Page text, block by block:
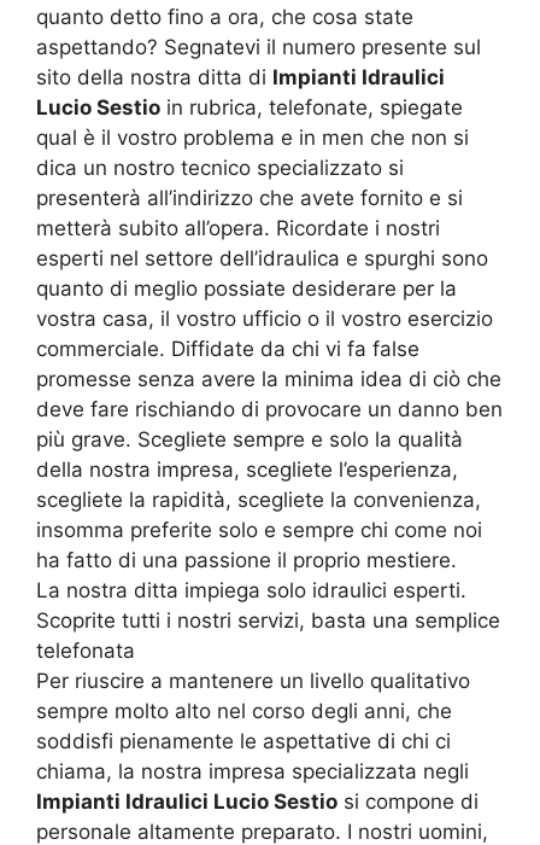
quanto detto fino a ora, che cosa state
aspettando? Segnatevi il numero presente sul
sito della nostra ditta di Impianti Idraulici
Lucio Sestio in rubrica, telefonate, spiegate
qual è il vostro problema e in men che non si
dica un nostro tecnico specializzato si
presenterà all’indirizzo che avete fornito e si
metterà subito all’opera. Ricordate i nostri
esperti nel settore dell’idraulica e spurghi sono
quanto di meglio possiate desiderare per la
vostra casa, il vostro ufficio o il vostro esercizio
commerciale. Diffidate da chi vi fa false
promesse senza avere la minima idea di ciò che
deve fare rischiando di provocare un danno ben
più grave. Scegliete sempre e solo la qualità
della nostra impresa, scegliete l’esperienza,
scegliete la rapidità, scegliete la convenienza,
insomma preferite solo e sempre chi come noi
ha fatto di una passione il proprio mestiere.
La nostra ditta impiega solo idraulici esperti.
Scoprite tutti i nostri servizi, basta una semplice
telefonata
Per riuscire a mantenere un livello qualitativo
sempre molto alto nel corso degli anni, che
soddisfi pienamente le aspettative di chi ci
chiama, la nostra impresa specializzata negli
Impianti Idraulici Lucio Sestio si compone di
personale altamente preparato. I nostri uomini,